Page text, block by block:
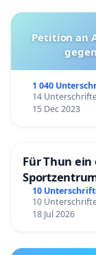
Petition an
1 040
14
15 Dec 2023
Für Thun
10
10
18 Jul 2026